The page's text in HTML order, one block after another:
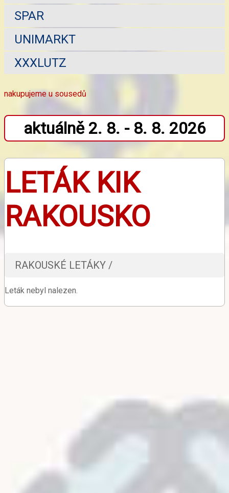
SPAR
UNIMARKT
XXXLUTZ
nakupujeme u sousedů
aktuálně 2. 8. - 8. 8. 2026
LETÁK KIK
RAKOUSKO
RAKOUSKÉ LETÁKY /
Leták nebyl nalezen.